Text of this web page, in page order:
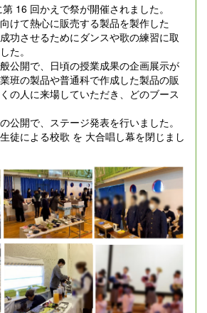
16 回かえで祭が開催されました。
けて熱心に販売する製品を製作した
功させるためにダンスや歌の練習に取
た。
公開で、日頃の授業成果の企画展示が
班の製品や普通科で作成した製品の販
の人に来場していただき、どのブース
公開で、ステージ発表を行いました。
徒による校歌 を 大合唱し幕を閉じまし